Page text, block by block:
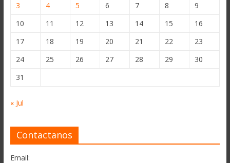
3
4 5 6 7 8
9
10
11 12 13 14 15
16
17
18 19 20 21 22
23
24
25 26 27 28 29
30
31
« Jul
Contactanos
Email: